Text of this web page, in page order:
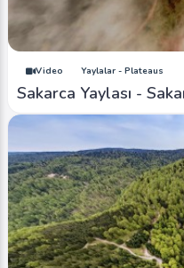
Video Yaylalar - Plateaus
Sakarca Yaylası -